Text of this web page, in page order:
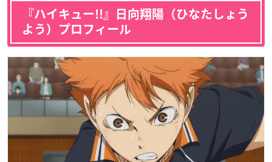
『ハイキュー!!』日向翔陽（ひなたしょう
よう）プロフィール